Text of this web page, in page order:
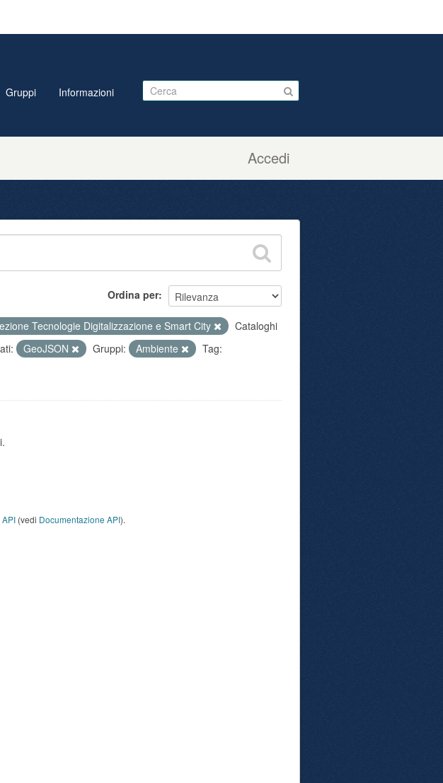
Accedi
Gruppi Informazioni
Ordina per
Tecnologie Digitalizzazione e Smart City
Cataloghi
GeoJSON Gruppi: Ambiente
Tag:
API (vedi Documentazione API).